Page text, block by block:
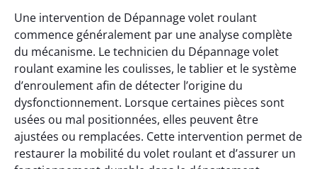
Une intervention de Dépannage volet roulant
commence généralement par une analyse complète
du mécanisme. Le technicien du Dépannage volet
roulant examine les coulisses, le tablier et le système
d’enroulement afin de détecter l’origine du
dysfonctionnement. Lorsque certaines pièces sont
usées ou mal positionnées, elles peuvent être
ajustées ou remplacées. Cette intervention permet de
restaurer la mobilité du volet roulant et d’assurer un